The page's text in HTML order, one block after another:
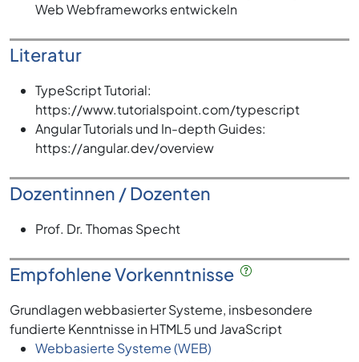
Web Webframeworks entwickeln
Literatur
TypeScript Tutorial:
https://www.tutorialspoint.com/typescript
Angular Tutorials und In-depth Guides:
https://angular.dev/overview
Dozentinnen / Dozenten
Prof. Dr. Thomas Specht
Empfohlene Vorkenntnisse
Grundlagen webbasierter Systeme, insbesondere
fundierte Kenntnisse in HTML5 und JavaScript
Webbasierte Systeme (WEB)